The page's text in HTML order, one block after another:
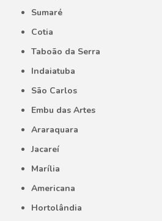
Sumaré
Cotia
Taboão da Serra
Indaiatuba
São Carlos
Embu das Artes
Araraquara
Jacareí
Marília
Americana
Hortolândia